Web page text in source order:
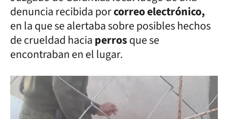
denuncia recibida porcorreo electrónico,
en la que se alertaba sobre posibles hechos
de crueldad haciaperrosque se
encontraban en el lugar.